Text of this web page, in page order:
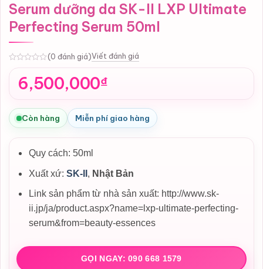
Serum dưỡng da SK-II LXP Ultimate
Perfecting Serum 50ml
(0 đánh giá)Viết đánh giá
6,500,000₫
Còn hàng Miễn phí giao hàng
Quy cách: 50ml
Xuất xứ: SK-II , Nhật Bản
Link sản phẩm từ nhà sản xuất: http://www.sk-
ii.jp/ja/product.aspx?name=lxp-ultimate-perfecting-
serum&from=beauty-essences
GỌI NGAY: 090 668 1579